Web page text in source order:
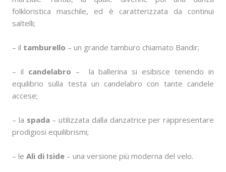
folkloristica maschile, ed è caratterizzata da continui
saltelli;
– il tamburello – un grande tamburo chiamato Bandir;
– il candelabro – la ballerina si esibisce tenendo in
equilibrio sulla testa un candelabro con tante candele
accese;
– la spada– utilizzata dalla danzatrice per rappresentare
prodigiosi equilibrismi;
– le Ali di Iside – una versione più moderna del velo.